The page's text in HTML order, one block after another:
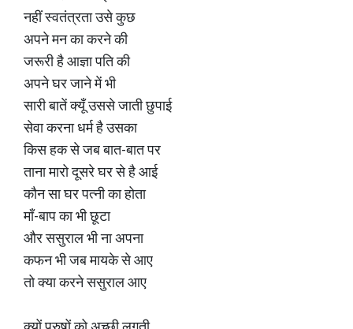
नहीं स्वतंत्रता उसे कुछ
अपने मन का करने की
जरूरी है आज्ञा पति की
अपने घर जाने में भी
सारी बातें क्यूँ उससे जाती छुपाई
सेवा करना धर्म है उसका
किस हक से जब बात-बात पर
ताना मारो दूसरे घर से है आई
कौन सा घर पत्नी का होता
माँ-बाप का भी छूटा
और ससुराल भी ना अपना
कफन भी जब मायके से आए
तो क्या करने ससुराल आए